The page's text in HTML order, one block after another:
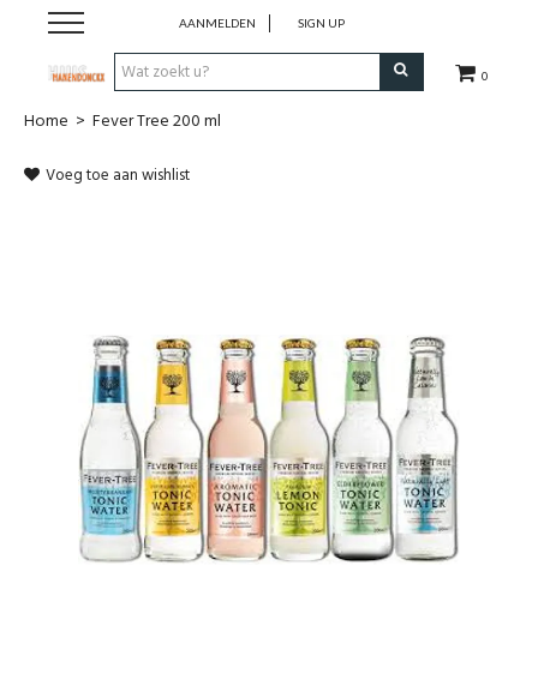
0
AANMELDEN SIGN UP
Wijnen
Verpakking
Alcoholvrije dranken
Koffie 'De Maan'
Home > Fever Tree 200 ml
Voeg toe aan wishlist